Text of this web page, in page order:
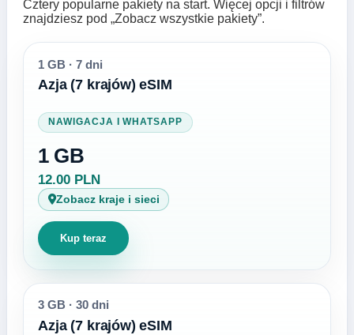
Cztery popularne pakiety na start. Więcej opcji i filtrów
znajdziesz pod „Zobacz wszystkie pakiety”.
1 GB · 7 dni
Azja (7 krajów) eSIM
NAWIGACJA I WHATSAPP
1 GB
12.00 PLN
Zobacz kraje i sieci
Kup teraz
3 GB · 30 dni
Azja (7 krajów) eSIM